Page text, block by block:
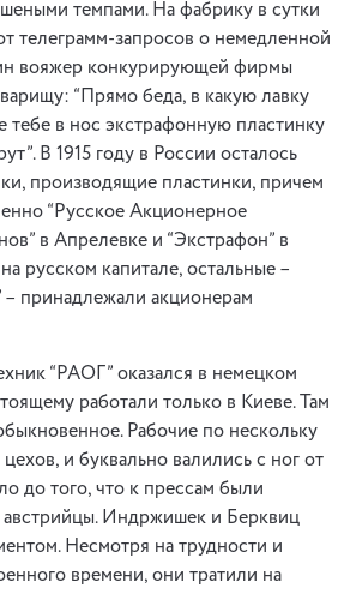
темпами. На фабрику в сутки
телеграмм-запросов о немедленной
вояжер конкурирующей фирмы
“Прямо беда, в какую лавку
тебе в нос экстрафонную пластинку
В 1915 году в России осталось
производящие пластинки, причем
“Русское Акционерное
в Апрелевке и “Экстрафон” в
русском капитале, остальные –
– принадлежали акционерам
“РАОГ” оказался в немецком
работали только в Киеве. Там
Рабочие по нескольку
и буквально валились с ног от
до того, что к прессам были
австрийцы. Индржишек и Берквиц
Несмотря на трудности и
времени, они тратили на